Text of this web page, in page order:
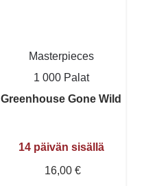
Masterpieces
1 000 Palat
Greenhouse Gone Wild
14 päivän sisällä
16,00 €